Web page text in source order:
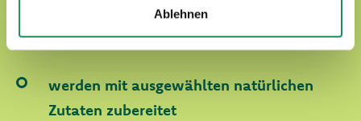
Ablehnen
immer von Liebe umgegeben.
Unsere Produkte:
werden mit ausgewählten natürlichen
Zutaten zubereitet